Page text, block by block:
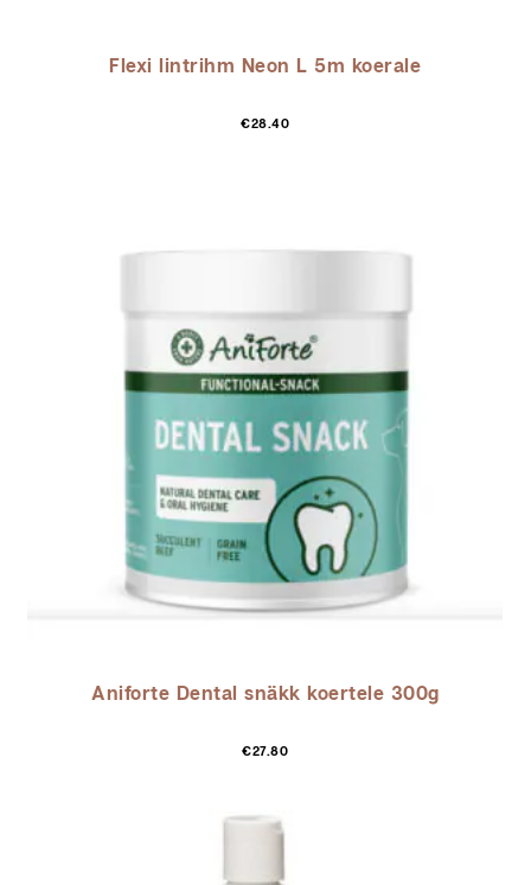
Flexi lintrihm Neon L 5m koerale
€28.40
Aniforte Dental snäkk koertele 300g
€27.80